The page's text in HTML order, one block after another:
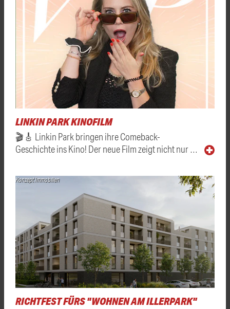
LINKIN PARK KINOFILM
🎬🎸 Linkin Park bringen ihre Comeback-
Geschichte ins Kino! Der neue Film zeigt nicht nur …
Konzept Immobilien
RICHTFEST FÜRS "WOHNEN AM ILLERPARK"